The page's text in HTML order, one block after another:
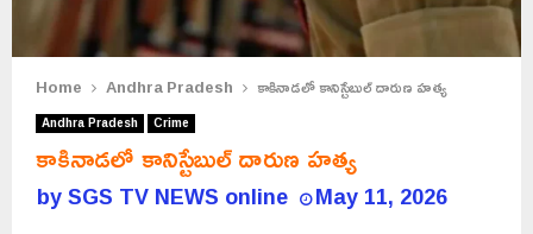
Home Andhra Pradesh కాకినాడలో కానిస్టేబుల్ దారుణ హత్య
Andhra Pradesh Crime
కాకినాడలో కానిస్టేబుల్ దారుణ హత్య
bySGS TV NEWS online May 11, 2026